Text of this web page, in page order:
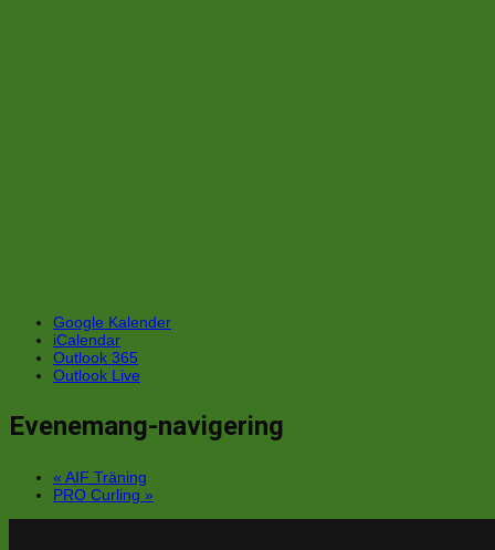
Google Kalender
iCalendar
Outlook 365
Outlook Live
Evenemang-navigering
« AIF Träning
PRO Curling »